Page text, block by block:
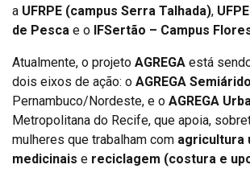
a UFRPE (campus Serra Talhada),
de Pesca e o IFSertão – Campus
Atualmente, o projeto AGREGA está
dois eixos de ação: o AGREGA Semiárido
Pernambuco/Nordeste, e o AGREGA
Metropolitana do Recife, que apoia,
mulheres que trabalham com agricultura
medicinais e reciclagem (costura e